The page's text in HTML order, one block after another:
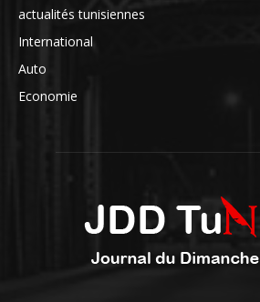
actualités tunisiennes
International
Auto
Economie